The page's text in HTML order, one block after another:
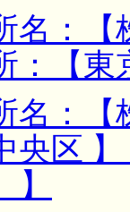
名：
：【
名：
央区